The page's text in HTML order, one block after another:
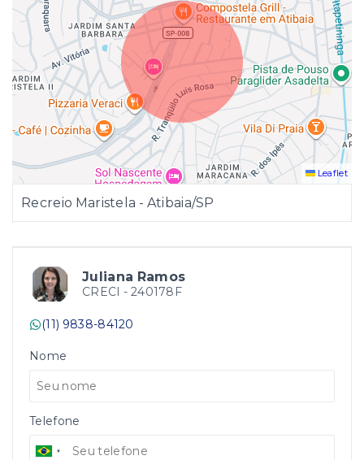
Juliana Ramos
CRECI - 240178F
(11) 9838-84120
Nome
Telefone
Leaflet
Recreio Maristela - Atibaia/SP